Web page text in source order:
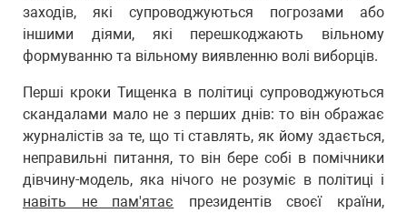
заходів, які супроводжуються погрозами або
іншими діями, які перешкоджають вільному
формуванню та вільному виявленню волі виборців.
Перші кроки Тищенка в політиці супроводжуються
скандалами мало не з перших днів: то він ображає
журналістів за те, що ті ставлять, як йому здається,
неправильні питання, то він бере собі в помічники
дівчину-модель, яка нічого не розуміє в політиці і
навіть не пам'ятає президентів своєї країни,